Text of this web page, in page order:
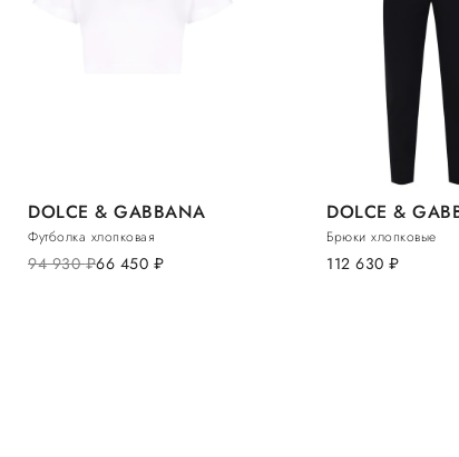
DOLCE & GABBANA
Футболка хлопковая
94 930руб.66 450 руб.
DOLCE &
Брюки хлопковые
112 630 руб.